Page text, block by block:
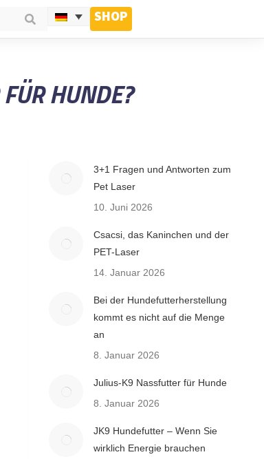
SHOP
HUNDE?
3+1 Fragen und Antworten zum
Pet Laser
10. Juni 2026
Csacsi, das Kaninchen und der
PET-Laser
14. Januar 2026
Bei der Hundefutterherstellung
kommt es nicht auf die Menge
an
8. Januar 2026
Julius-K9 Nassfutter für Hunde
8. Januar 2026
JK9 Hundefutter – Wenn Sie
wirklich Energie brauchen